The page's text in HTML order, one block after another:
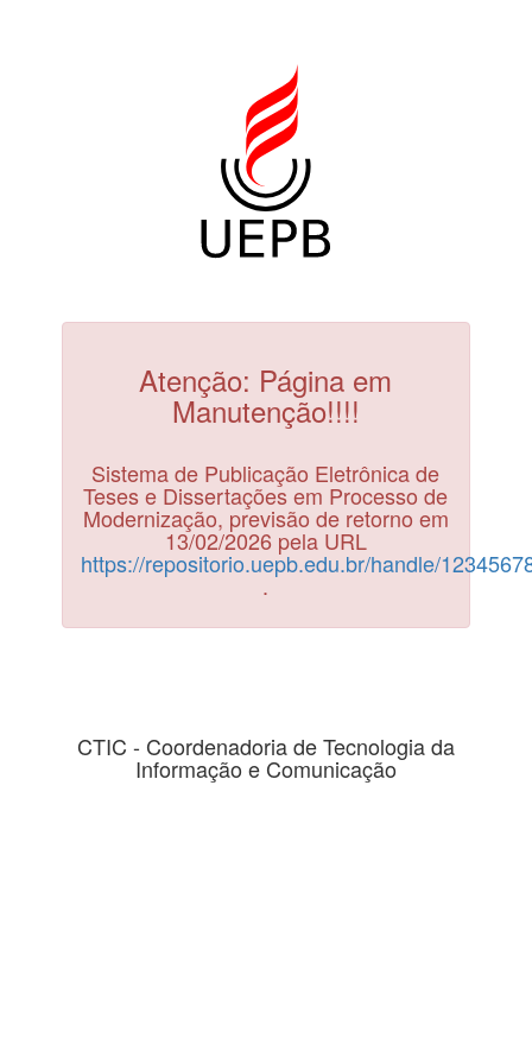
Atenção: Página em
Manutenção!!!!
Sistema de Publicação Eletrônica de
Teses e Dissertações em Processo de
Modernização, previsão de retorno em
13/02/2026 pela URL
https://repositorio.uepb.edu.br/handle/
.
CTIC - Coordenadoria de Tecnologia da
Informação e Comunicação